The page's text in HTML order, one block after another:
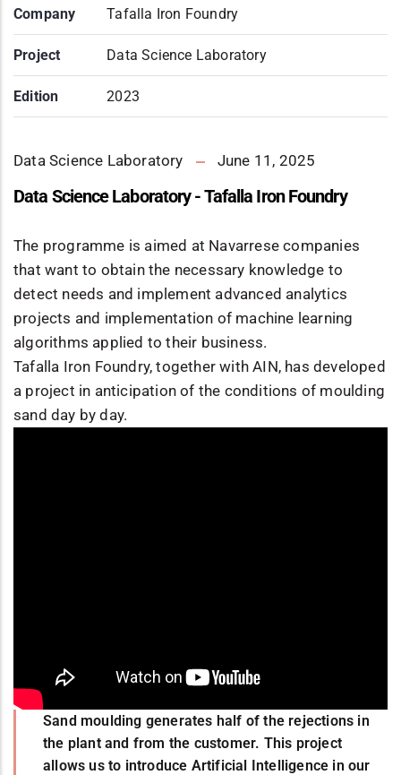
Company Tafalla Iron Foundry
Project Data Science Laboratory
Edition 2023
Data Science Laboratory June 11, 2025
Data Science Laboratory - Tafalla Iron Foundry
The programme is aimed at Navarrese companies
that want to obtain the necessary knowledge to
detect needs and implement advanced analytics
projects and implementation of machine learning
algorithms applied to their business.
Tafalla Iron Foundry, together with AIN, has developed
a project in anticipation of the conditions of moulding
sand day by day.
Sand moulding generates half of the rejections in
the plant and from the customer. This project
allows us to introduce Artificial Intelligence in our